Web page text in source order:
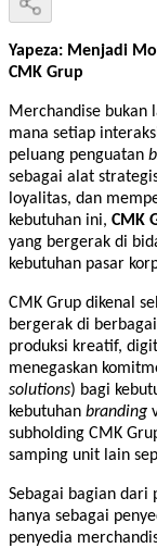
Yapeza: Menjadi
CMK Grup
Merchandise bukan
mana setiap
peluang penguatan
sebagai alat
loyalitas, dan
kebutuhan ini, CMK
yang bergerak di
kebutuhan pasar
CMK Grup dikenal
bergerak di
produksi kreatif,
menegaskan
solutions) bagi
kebutuhan branding
subholding CMK
samping unit lain
Sebagai bagian dari
hanya sebagai
penyedia